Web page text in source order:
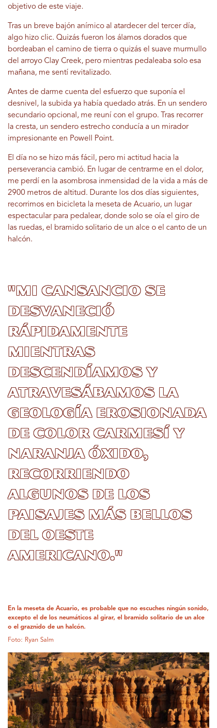
objetivo de este viaje.
Tras un breve bajón anímico al atardecer del tercer día,
algo hizo clic. Quizás fueron los álamos dorados que
bordeaban el camino de tierra o quizás el suave murmullo
del arroyo Clay Creek, pero mientras pedaleaba solo esa
mañana, me sentí revitalizado.
Antes de darme cuenta del esfuerzo que suponía el
desnivel, la subida ya había quedado atrás. En un sendero
secundario opcional, me reuní con el grupo. Tras recorrer
la cresta, un sendero estrecho conducía a un mirador
impresionante en Powell Point.
El día no se hizo más fácil, pero mi actitud hacia la
perseverancia cambió. En lugar de centrarme en el dolor,
me perdí en la asombrosa inmensidad de la vida a más de
2900 metros de altitud. Durante los dos días siguientes,
recorrimos en bicicleta la meseta de Acuario, un lugar
espectacular para pedalear, donde solo se oía el giro de
las ruedas, el bramido solitario de un alce o el canto de un
halcón.
"Mi cansancio se
desvaneció
rápidamente
mientras
descendíamos y
atravesábamos la
geología erosionada
de color carmesí y
naranja óxido,
recorriendo
algunos de los
paisajes más bellos
del oeste
americano."
En la meseta de Acuario, es probable que no escuches ningún sonido,
excepto el de los neumáticos al girar, el bramido solitario de un alce
o el graznido de un halcón.
Foto: Ryan Salm